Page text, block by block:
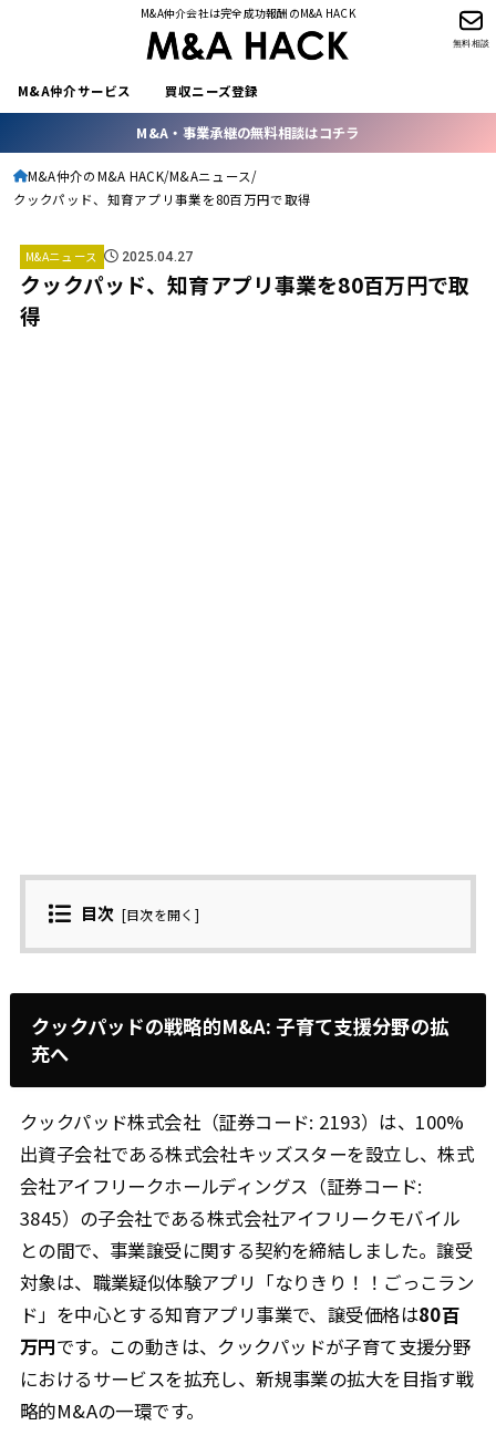
M&A仲介会社は完全成功報酬のM&A HACK
M&A仲介サービス 買収ニーズ登録
無料相談
M&A・事業承継の無料相談はコチラ
M&A仲介のM&A HACK M&Aニュース
クックパッド、知育アプリ事業を80百万円で取得
M&Aニュース 2025.04.27
クックパッド、知育アプリ事業を80百万円で取
得
目次 [目次を開く ]
クックパッドの戦略的M&A: 子育て支援分野の拡
充へ
クックパッド株式会社（証券コード: 2193）は、100%
出資子会社である株式会社キッズスターを設立し、株式
会社アイフリークホールディングス（証券コード:
3845）の子会社である株式会社アイフリークモバイル
との間で、事業譲受に関する契約を締結しました。譲受
対象は、職業疑似体験アプリ「なりきり！！ごっこラン
ド」を中心とする知育アプリ事業で、譲受価格は80百
万円です。この動きは、クックパッドが子育て支援分野
におけるサービスを拡充し、新規事業の拡大を目指す戦
略的M&Aの一環です。